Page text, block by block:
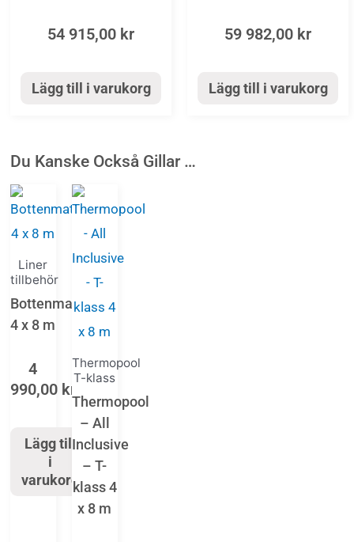
54 915,00 kr
Lägg till i varukorg
59 982,00 kr
Lägg till i varukorg
Du Kanske Också Gillar …
Liner
tillbehör
Bottenmatta
4 x 8 m
4
990,00 kr
Lägg till
i
varukorg
Thermopool
T-klass
Thermopool
– All
Inclusive
– T-
klass 4
x 8 m